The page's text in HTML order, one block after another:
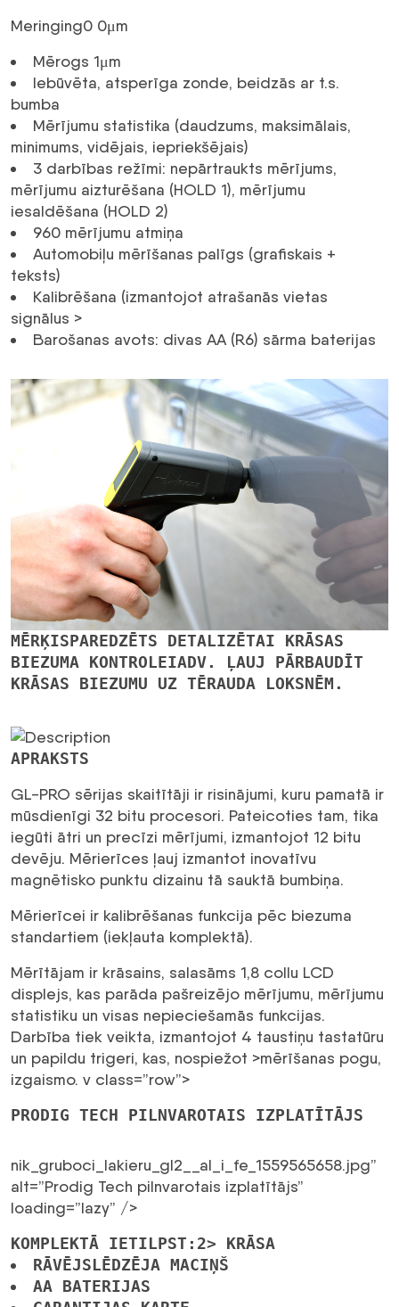
Meringing0 0μm
Mērogs 1μm
Iebūvēta, atsperīga zonde, beidzās ar t.s.
bumba
Mērījumu statistika (daudzums, maksimālais,
minimums, vidējais, iepriekšējais)
3 darbības režīmi: nepārtraukts mērījums,
mērījumu aizturēšana (HOLD 1), mērījumu
iesaldēšana (HOLD 2)
960 mērījumu atmiņa
Automobiļu mērīšanas palīgs (grafiskais +
teksts)
Kalibrēšana (izmantojot atrašanās vietas
signālus >
Barošanas avots: divas AA (R6) sārma baterijas
MĒRĶISPAREDZĒTS DETALIZĒTAI KRĀSAS
BIEZUMA KONTROLEIADV. ĻAUJ PĀRBAUDĪT
KRĀSAS BIEZUMU UZ TĒRAUDA LOKSNĒM.
APRAKSTS
GL-PRO sērijas skaitītāji ir risinājumi, kuru pamatā ir
mūsdienīgi 32 bitu procesori. Pateicoties tam, tika
iegūti ātri un precīzi mērījumi, izmantojot 12 bitu
devēju. Mērierīces ļauj izmantot inovatīvu
magnētisko punktu dizainu tā sauktā bumbiņa.
Mērierīcei ir kalibrēšanas funkcija pēc biezuma
standartiem (iekļauta komplektā).
Mērītājam ir krāsains, salasāms 1,8 collu LCD
displejs, kas parāda pašreizējo mērījumu, mērījumu
statistiku un visas nepieciešamās funkcijas.
Darbība tiek veikta, izmantojot 4 taustiņu tastatūru
un papildu trigeri, kas, nospiežot >mērīšanas pogu,
izgaismo. v class=”row”>
PRODIG TECH PILNVAROTAIS IZPLATĪTĀJS
nik_gruboci_lakieru_gl2__al_i_fe_1559565658.jpg”
alt=”Prodig Tech pilnvarotais izplatītājs”
loading=”lazy” />
KOMPLEKTĀ IETILPST:2> KRĀSA
RĀVĒJSLĒDZĒJA MACIŅŠ
AA BATERIJAS